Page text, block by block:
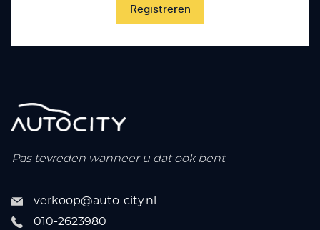
Registreren
Pas tevreden wanneer u dat ook bent
verkoop@auto-city.nl
010-2623980